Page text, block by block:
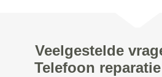
Veelgestelde
Telefoon